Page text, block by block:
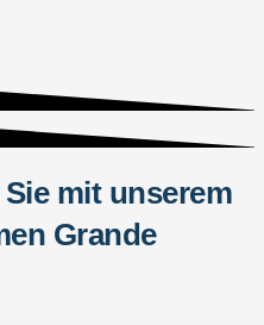
mit unserem
Grande